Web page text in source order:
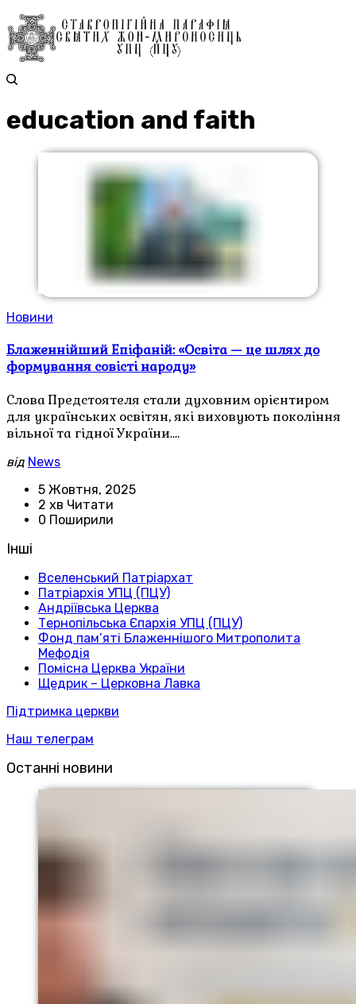
education and faith
Новини
Блаженнійший Епіфаній: «Освіта — це шлях до
формування совісті народу»
Слова Предстоятеля стали духовним орієнтиром
для українських освітян, які виховують покоління
вільної та гідної України.…
від News
5 Жовтня, 2025
2 хв Читати
0 Поширили
Інші
Вселенський Патріархат
Патріархія УПЦ (ПЦУ)
Андріївська Церква
Тернопільська Єпархія УПЦ (ПЦУ)
Фонд пам’яті Блаженнішого Митрополита
Мефодія
Помісна Церква України
Щедрик – Церковна Лавка
Підтримка церкви
Наш телеграм
Останні новини